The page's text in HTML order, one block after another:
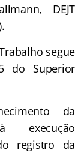
DEJT
segue
do Superior
da
execução
registro da